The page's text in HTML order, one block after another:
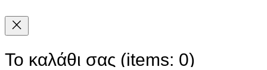
Το καλάθι σας (items: 0)